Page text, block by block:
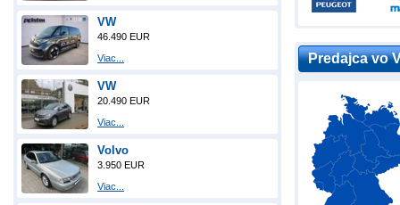
VW
46.490 EUR
Viac...
VW
20.490 EUR
Viac...
Volvo
3.950 EUR
Viac...
Predajca vo